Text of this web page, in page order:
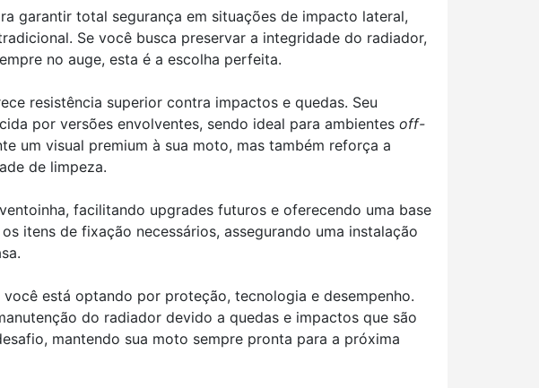
garantir total segurança em situações de impacto lateral,
Se você busca preservar a integridade do radiador,
no auge, esta é a escolha perfeita.
resistência superior contra impactos e quedas. Seu
por versões envolventes, sendo ideal para ambientes off-
um visual premium à sua moto, mas também reforça a
de limpeza.
facilitando upgrades futuros e oferecendo uma base
itens de fixação necessários, assegurando uma instalação
você está optando por proteção, tecnologia e desempenho.
do radiador devido a quedas e impactos que são
mantendo sua moto sempre pronta para a próxima